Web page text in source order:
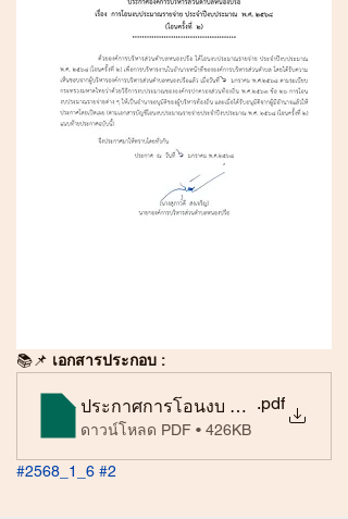
📚📌 เอกสารประกอบ :
ประกาศการโอนงบ ครั้งที่ 2 68
.pdf
ดาวน์โหลด PDF • 426KB
#2568_1_6 #2